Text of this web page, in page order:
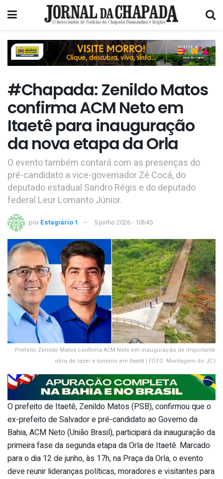
#Chapada: Zenildo Matos
confirma ACM Neto em
Itaetê para inauguração
da nova etapa da Orla
O evento também contará com as presenças do
pré-candidato a vice-governador Zé Cocá, do
deputado estadual Sandro Régis e do deputado
federal Leur Lomanto Júnior.
por Estagiário 1 5 junho 2026 - 10h45
Prefeito Zenildo Matos confirma ACM Neto em inauguração de importante
obra de lazer e turismo em Itaetê | FOTO: Montagem do JC |
O prefeito de Itaetê, Zenildo Matos (PSB), confirmou que o
ex-prefeito de Salvador e pré-candidato ao Governo da
Bahia, ACM Neto (União Brasil), participará da inauguração da
primeira fase da segunda etapa da Orla de Itaetê. Marcado
para o dia 12 de junho, às 17h, na Praça da Orla, o evento
deve reunir lideranças políticas, moradores e visitantes para